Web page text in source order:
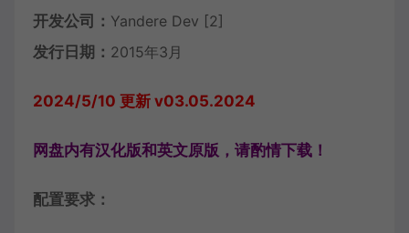
开发公司： Yandere Dev [2]
发行日期： 2015年3月
2024/5/10 更新 v03.05.2024
网盘内有汉化版和英文原版，请酌情下载！
配置要求：